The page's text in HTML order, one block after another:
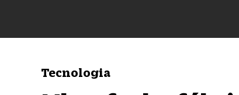
Tecnologia